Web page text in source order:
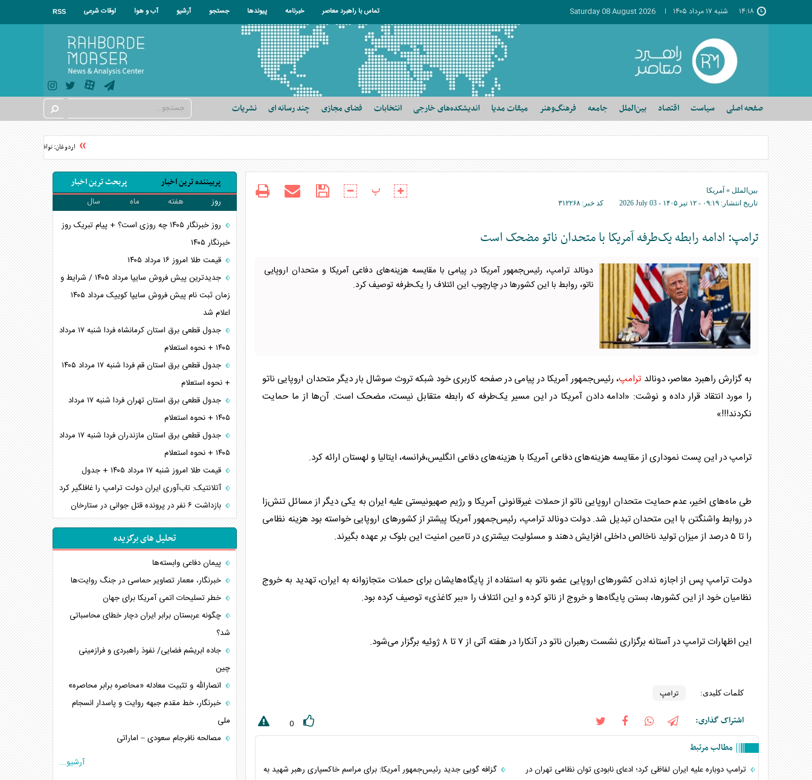
۱۴:۱۸ شنبه ۱۷ مرداد ۱۴۰۵ Saturday 08 August 2026 تماس با راهبرد معاصر خبرنامه پیوندها جستجو آرشیو آب و هوا اوقات شرعی RSS
صفحه اصلی سیاست اقتصاد بین‌الملل جامعه فرهنگ‌وهنر میقات مدیا اندیشکده‌های خارجی انتخابات فضای مجازی چند رسانه ای نشریات
اردوغان: توافق‌نامه مکه هیچ
بین‌الملل » آمریکا
تاریخ انتشار: ۰۹:۱۹ - ۱۲ تير ۱۴۰۵ - 2026 July 03 کد خبر: ۳۱۲۲۶۸
پ
ترامپ: ادامه رابطه یک‌طرفه آمریکا با متحدان ناتو مضحک است
دونالد ترامپ، رئیس‌جمهور آمریکا در پیامی با مقایسه هزینه‌های دفاعی آمریکا و متحدان اروپایی
ناتو، روابط با این کشورها در چارچوب این ائتلاف را یک‌طرفه توصیف کرد.
به گزارش راهبرد معاصر، دونالد ترامپ، رئیس‌جمهور آمریکا در پیامی در صفحه کاربری خود شبکه تروث سوشال بار دیگر متحدان اروپایی ناتو
را مورد انتقاد قرار داده و نوشت: «ادامه دادن آمریکا در این مسیر یک‌طرفه که رابطه متقابل نیست، مضحک است. آن‌ها از ما حمایت
نکردند!!!»
ترامپدر این پست نموداری از مقایسه هزینه‌های دفاعی آمریکا با هزینه‌های دفاعی انگلیس،فرانسه، ایتالیا و لهستان ارائه کرد.
طی ماه‌های اخیر، عدم حمایت متحدان اروپایی ناتو از حملات غیرقانونی آمریکا و رژیم صهیونیستی علیه ایران به یکی دیگر از مسائل تنش‌زا
در روابط واشنگتن با این متحدان تبدیل شد. دولت دونالدترامپ، رئیس‌جمهور آمریکا پیشتر از کشورهای اروپایی خواسته بود هزینه نظامی
را تا ۵ درصد از میزان تولید ناخالص داخلی افزایش دهند و مسئولیت بیشتری در تامین امنیت این بلوک بر عهده بگیرند.
دولت ترامپپس از اجازه ندادن کشورهای اروپایی عضو ناتو به استفاده از پایگاه‌هایشان برای حملات متجازوانه به ایران، تهدید به خروج
نظامیان خود از این کشورها، بستن پایگاه‌ها و خروج از ناتو کرده و این ائتلاف را «ببر کاغذی» توصیف کرده بود.
این اظهارات ترامپدر آستانه برگزاری نشست رهبران ناتو در آنکارا در هفته آتی از ۷ تا ۸ ژوئیه برگزار می‌شود.
کلمات کلیدی: ترامپ
اشتراک گذاری: 0
مطالب مرتبط
ترامپ دوباره علیه ایران لفاظی کرد؛ ادعای نابودی توان نظامی تهران در
گزافه گویی جدید رئیس‌جمهور آمریکا: برای مراسم خاکسپاری رهبر شهید به
پربیننده ترین اخبار پربحث ترین اخبار
روز هفته ماه
سال
روز خبرنگار ۱۴۰۵ چه روزی است؟ + پیام تبریک روز
خبرنگار ۱۴۰۵
قیمت طلا امروز ۱۶ مرداد ۱۴۰۵
جدیدترین پیش فروش سایپا مرداد ۱۴۰۵ / شرایط و
زمان ثبت نام پیش فروش سایپا کوییک مرداد ۱۴۰۵
اعلام شد
جدول قطعی برق استان کرمانشاه فردا شنبه ۱۷ مرداد
۱۴۰۵ + نحوه استعلام
جدول قطعی برق استان قم فردا شنبه ۱۷ مرداد ۱۴۰۵
+ نحوه استعلام
جدول قطعی برق استان تهران فردا شنبه ۱۷ مرداد
۱۴۰۵ + نحوه استعلام
جدول قطعی برق استان مازندران فردا شنبه ۱۷ مرداد
۱۴۰۵ + نحوه استعلام
قیمت طلا امروز شنبه ۱۷ مرداد ۱۴۰۵ + جدول
آتلانتیک: تاب‌آوری ایران دولت ترامپ را غافلگیر کرد
بازداشت ۶ نفر در پرونده قتل جوانی در ستارخان
تحلیل های برگزیده
پیمان دفاعی‌ وابسته‌ها
خبرنگار، معمار تصاویر حماسی در جنگ روایت‌ها
خطر تسلیحات اتمی آمریکا برای جهان
چگونه عربستان برابر ایران دچار خطای محاسباتی
شد؟
جاده ابریشم فضایی/ نفوذ راهبردی و فرازمینی
چین
انصارالله و تثبیت معادله «محاصره برابر محاصره»
خبرنگار، خط مقدم جبهه روایت و پاسدار انسجام
ملی
مصالحه نافرجام سعودی – اماراتی
آرشیو...